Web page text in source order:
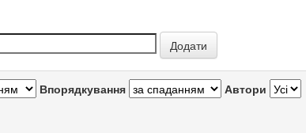
Впорядкування Автори